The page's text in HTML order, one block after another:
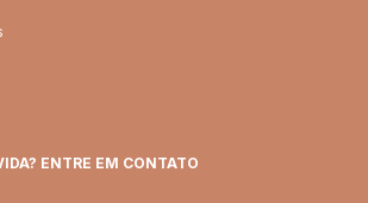
ENTRE EM CONTATO